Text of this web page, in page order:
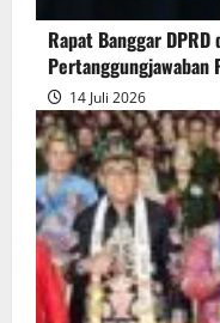
APBD
2025
Rapat Banggar DPRD
Pertanggungjawaban
14 Juli 2026